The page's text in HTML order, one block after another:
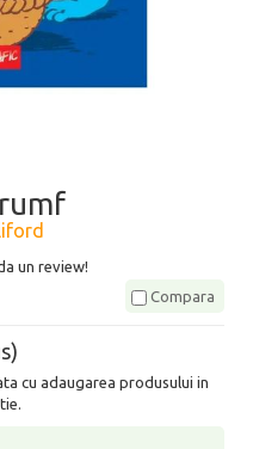
un review!
Compara
cu adaugarea produsului in